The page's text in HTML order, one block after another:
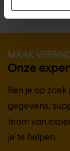
MAAK
Onze
Ben je op
gegevens,
team van
je te helpen.